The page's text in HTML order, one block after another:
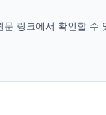
링크에서 확인할 수